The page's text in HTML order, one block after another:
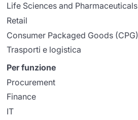
Life Sciences and Pharmaceuticals
Retail
Consumer Packaged Goods (CPG)
Trasporti e logistica
Per funzione
Procurement
Finance
IT